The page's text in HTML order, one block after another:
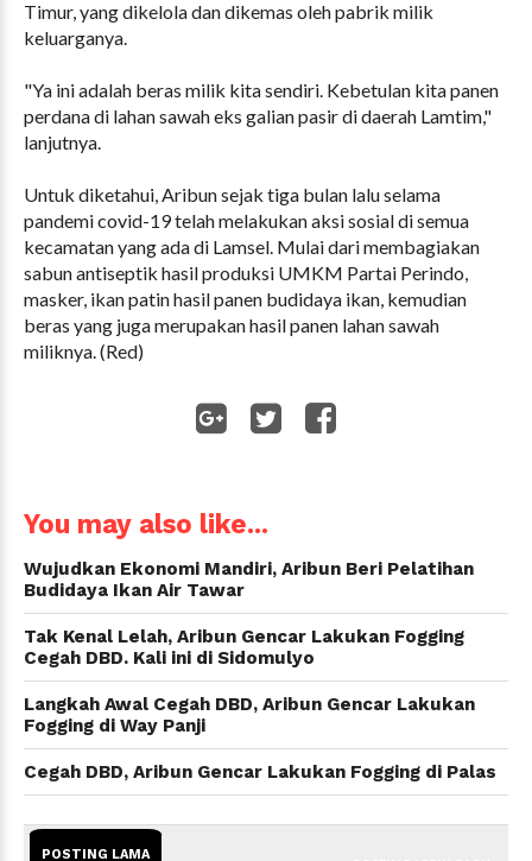
Timur, yang dikelola dan dikemas oleh pabrik milik
keluarganya.
"Ya ini adalah beras milik kita sendiri. Kebetulan kita panen
perdana di lahan sawah eks galian pasir di daerah Lamtim,"
lanjutnya.
Untuk diketahui, Aribun sejak tiga bulan lalu selama
pandemi covid-19 telah melakukan aksi sosial di semua
kecamatan yang ada di Lamsel. Mulai dari membagiakan
sabun antiseptik hasil produksi UMKM Partai Perindo,
masker, ikan patin hasil panen budidaya ikan, kemudian
beras yang juga merupakan hasil panen lahan sawah
miliknya. (Red)
You may also like...
Wujudkan Ekonomi Mandiri, Aribun Beri Pelatihan
Budidaya Ikan Air Tawar
Tak Kenal Lelah, Aribun Gencar Lakukan Fogging
Cegah DBD. Kali ini di Sidomulyo
Langkah Awal Cegah DBD, Aribun Gencar Lakukan
Fogging di Way Panji
Cegah DBD, Aribun Gencar Lakukan Fogging di Palas
POSTING LAMA